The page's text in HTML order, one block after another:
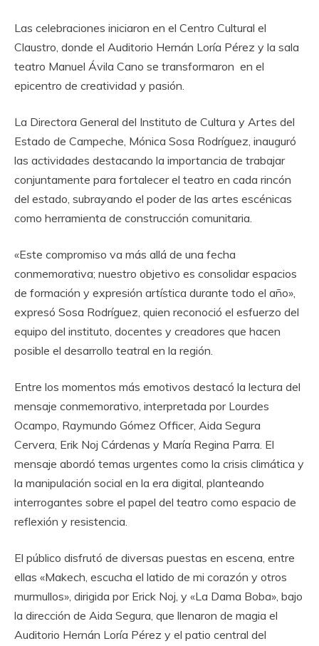
Las celebraciones iniciaron en el Centro Cultural el
Claustro, donde el Auditorio Hernán Loría Pérez y la sala
teatro Manuel Ávila Cano se transformaron en el
epicentro de creatividad y pasión.
La Directora General del Instituto de Cultura y Artes del
Estado de Campeche, Mónica Sosa Rodríguez, inauguró
las actividades destacando la importancia de trabajar
conjuntamente para fortalecer el teatro en cada rincón
del estado, subrayando el poder de las artes escénicas
como herramienta de construcción comunitaria.
«Este compromiso va más allá de una fecha
conmemorativa; nuestro objetivo es consolidar espacios
de formación y expresión artística durante todo el año»,
expresó Sosa Rodríguez, quien reconoció el esfuerzo del
equipo del instituto, docentes y creadores que hacen
posible el desarrollo teatral en la región.
Entre los momentos más emotivos destacó la lectura del
mensaje conmemorativo, interpretada por Lourdes
Ocampo, Raymundo Gómez Officer, Aida Segura
Cervera, Erik Noj Cárdenas y María Regina Parra. El
mensaje abordó temas urgentes como la crisis climática y
la manipulación social en la era digital, planteando
interrogantes sobre el papel del teatro como espacio de
reflexión y resistencia.
El público disfrutó de diversas puestas en escena, entre
ellas «Makech, escucha el latido de mi corazón y otros
murmullos», dirigida por Erick Noj, y «La Dama Boba», bajo
la dirección de Aida Segura, que llenaron de magia el
Auditorio Hernán Loría Pérez y el patio central del